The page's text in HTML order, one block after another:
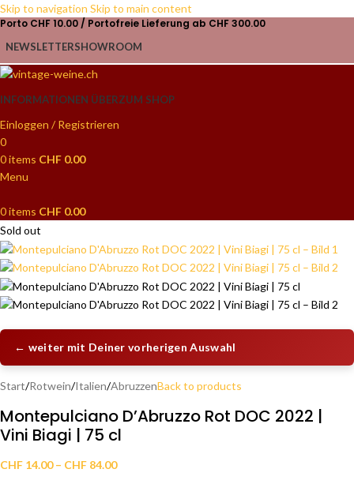
Skip to navigation Skip to main content
Porto CHF 10.00 / Portofreie Lieferung ab CHF 300.00
NEWSLETTERSHOWROOM
INFORMATIONEN ÜBERZUM SHOP
Einloggen / Registrieren
0
0items CHF 0.00
Menu
0items CHF 0.00
Sold out
← weiter mit Deiner vorherigen Auswahl
Start/Rotwein/Italien/AbruzzenBack to products
Montepulciano D’Abruzzo Rot DOC 2022 |
Vini Biagi | 75 cl
CHF 14.00 – CHF 84.00